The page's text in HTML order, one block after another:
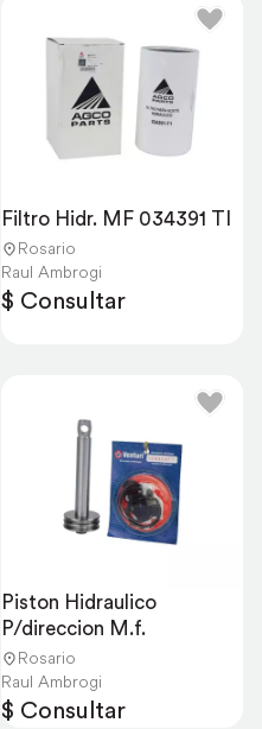
Filtro Hidr. MF 034391 TI
Rosario
Raul Ambrogi
$ Consultar
Piston Hidraulico
P/direccion M.f.
Rosario
Raul Ambrogi
$ Consultar